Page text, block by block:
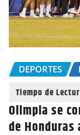
DEPORTES
Olimpia se
de Honduras